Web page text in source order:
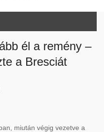
él a remény –
a Bresciát
miután végig vezetve a